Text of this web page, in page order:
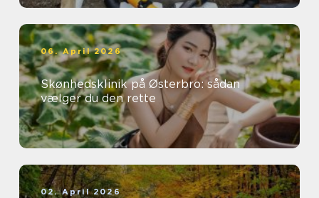
06. April 2026
Skønhedsklinik på Østerbro: sådan
vælger du den rette
02. April 2026